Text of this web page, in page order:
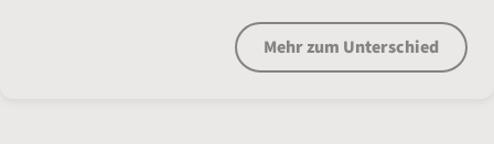
Mehr zum Unterschied